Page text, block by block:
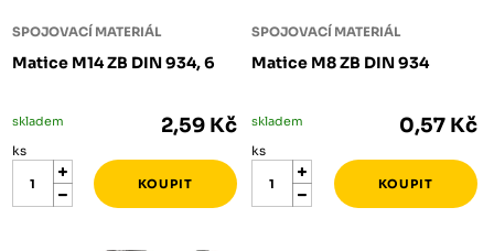
SPOJOVACÍ MATERIÁL
Matice M14 ZB DIN 934, 6
skladem 2,59 Kč
ks
SPOJOVACÍ MATERIÁL
Matice M8 ZB DIN 934
skladem 0,57 Kč
ks